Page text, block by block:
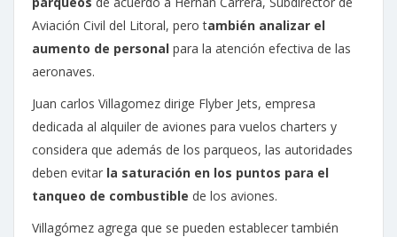
Aviación Civil del Litoral, pero también analizar el
aumento de personal para la atención efectiva de las
aeronaves.
Juan carlos Villagomez dirige Flyber Jets, empresa
dedicada al alquiler de aviones para vuelos charters y
considera que además de los parqueos, las autoridades
deben evitar la saturación en los puntos para el
tanqueo de combustible de los aviones.
Villagómez agrega que se pueden establecer también